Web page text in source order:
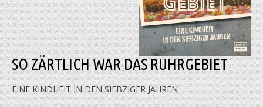
SO ZÄRTLICH WAR DAS RUHRGEBIET
EINE KINDHEIT IN DEN SIEBZIGER JAHREN